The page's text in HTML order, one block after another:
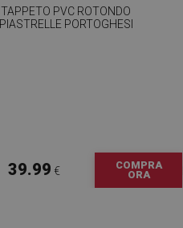
TAPPETO PVC ROTONDO
PIASTRELLE PORTOGHESI
39.99 €
COMPRA
ORA